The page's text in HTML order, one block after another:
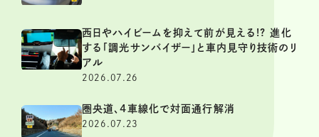
西日やハイビームを抑えて前が見える!? 進化
する「調光サンバイザー」と車内見守り技術のリ
アル
2026.07.26
圏央道、4車線化で対面通行解消
2026.07.23